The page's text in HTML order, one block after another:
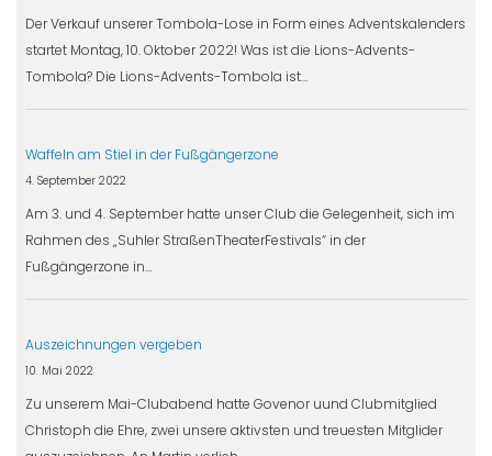
Der Verkauf unserer Tombola-Lose in Form eines Adventskalenders
startet Montag, 10. Oktober 2022! Was ist die Lions-Advents-
Tombola? Die Lions-Advents-Tombola ist…
Waffeln am Stiel in der Fußgängerzone
4. September 2022
Am 3. und 4. September hatte unser Club die Gelegenheit, sich im
Rahmen des „Suhler StraßenTheaterFestivals“ in der
Fußgängerzone in…
Auszeichnungen vergeben
10. Mai 2022
Zu unserem Mai-Clubabend hatte Govenor uund Clubmitglied
Christoph die Ehre, zwei unsere aktivsten und treuesten Mitglider